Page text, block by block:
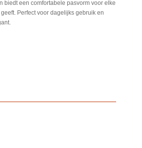
een comfortabele pasvorm voor elke
Perfect voor dagelijks gebruik en